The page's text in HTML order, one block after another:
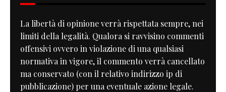
La libertà di opinione verrà rispettata sempre, nei
limiti della legalità. Qualora si ravvisino commenti
offensivi ovvero in violazione di una qualsiasi
normativa in vigore, il commento verrà cancellato
ma conservato (con il relativo indirizzo ip di
pubblicazione) per una eventuale azione legale.